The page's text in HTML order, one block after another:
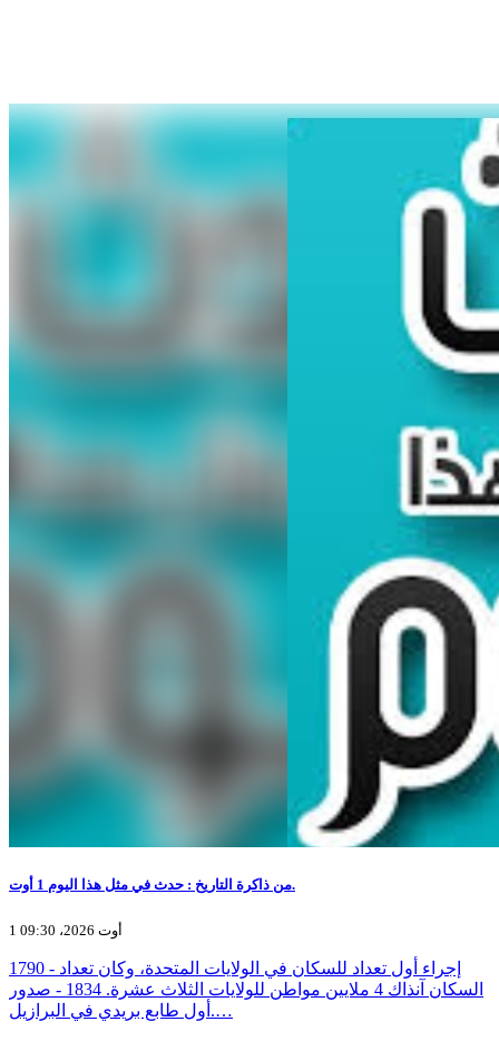
من ذاكرة التاريخ : حدث في مثل هذا اليوم 1 أوت.
1 أوت 2026، 09:30
1790 - إجراء أول تعداد للسكان في الولايات المتحدة، وكان تعداد
السكان آنذاك 4 ملايين مواطن للولايات الثلاث عشرة. 1834 - صدور
أول طابع بريدي في البرازيل.…